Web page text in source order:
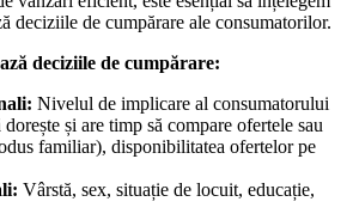
deciziile de cumpărare ale consumatorilor.
deciziile de cumpărare:
Nivelul de implicare al consumatorului
și are timp să compare ofertele sau
familiar), disponibilitatea ofertelor pe
Vârstă, sex, situație de locuit, educație,